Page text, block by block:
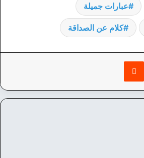
عبارات جميلة
كلام عن الصداقة
بينتيريست